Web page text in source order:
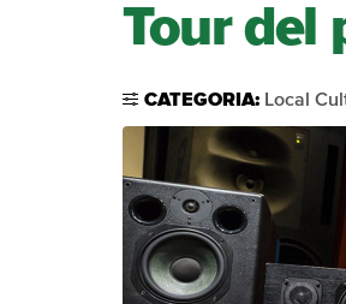
Tour del
CATEGORIA: Local